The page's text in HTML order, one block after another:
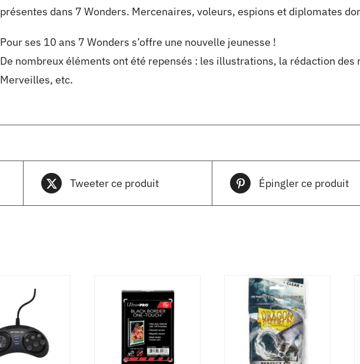
présentes dans 7 Wonders. Mercenaires, voleurs, espions et diplomates
Pour ses 10 ans 7 Wonders s’offre une nouvelle jeunesse !
De nombreux éléments ont été repensés : les illustrations, la rédaction
Merveilles, etc.
Tweeter ce produit Épingler ce produit